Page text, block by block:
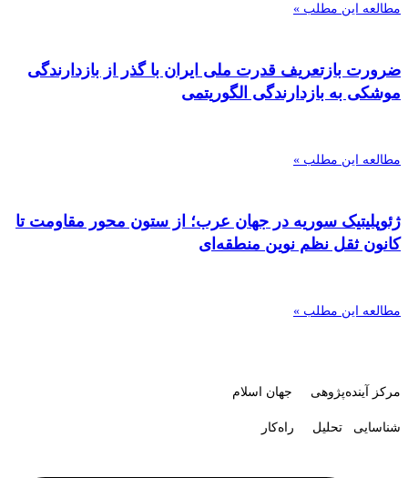
مطالعه این مطلب »
ضرورت بازتعریف قدرت ملی ایران با گذر از بازدارندگی
موشکی به بازدارندگی الگوریتمی
مطالعه این مطلب »
ژئوپلیتیک سوریه در جهان عرب؛ از ستون محور مقاومت تا
کانون ثقل نظم نوین منطقه‌ای
مطالعه این مطلب »
مرکز آینده‌پژوهی جهان اسلام
شناسایی تحلیل راه‌کار